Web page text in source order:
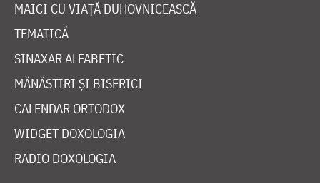
MAICI CU VIAȚĂ DUHOVNICEASCĂ
TEMATICĂ
SINAXAR ALFABETIC
MĂNĂSTIRI ȘI BISERICI
CALENDAR ORTODOX
WIDGET DOXOLOGIA
RADIO DOXOLOGIA